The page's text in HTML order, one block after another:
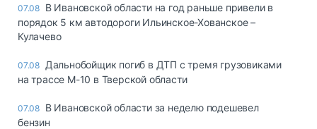
07.08 В Ивановской области на год раньше привели в
порядок 5 км автодороги Ильинское-Хованское –
Кулачево
07.08 Дальнобойщик погиб в ДТП с тремя грузовиками
на трассе М-10 в Тверской области
07.08 В Ивановской области за неделю подешевел
бензин